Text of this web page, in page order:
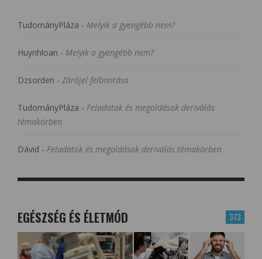
TudományPláza - Melyik a gyengébb nem?
Huynhloan - Melyik a gyengébb nem?
Dzsorden - Zárójel felbontása
TudományPláza - Feladatok és megoldások deriválás
témakörben
Dávid - Feladatok és megoldások deriválás témakörben
373
EGÉSZSÉG ÉS ÉLETMÓD